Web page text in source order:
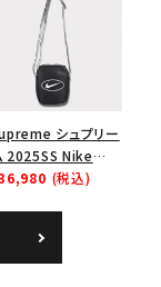
シュプリー
Nike
Shoulder
(税込)